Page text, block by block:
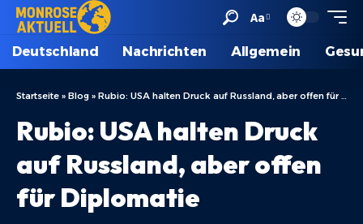
Aa
Deutschland Nachrichten Allgemein
Startseite » Blog » Rubio: USA halten Druck auf Russland, aber offen für Diplomatie
Rubio: USA halten Druck
auf Russland, aber offen
für Diplomatie